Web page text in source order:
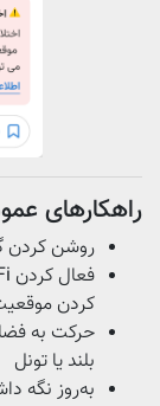
راهکارهای
روشن کردن
فعال کردن
کردن
حرکت به
بلند یا تونل
به‌روز نگه